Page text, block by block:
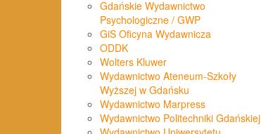
Gdańskie Wydawnictwo
Psychologiczne / GWP
GiS Oficyna Wydawnicza
ODDK
Wolters Kluwer
Wydawnictwo Ateneum-Szkoły
Wyższej w Gdańsku
Wydawnictwo Marpress
Wydawnictwo Politechniki Gdańskiej